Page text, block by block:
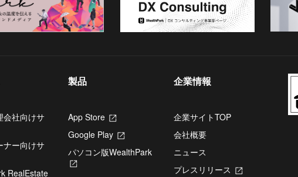
会社向けサ
ナー向けサ
RealEstate
製品
App Store
い
タ
ブ
Google Play
い
パソコン版WealthPark
企業情報
企業サイトTOP
会社概要
ニュース
プレスリリース